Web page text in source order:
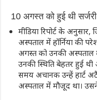
10 अगस्त को हुई थी सर्जरी
मीडिया रिपोर्ट के
अस्पताल में हॉर्निया की
अगस्त को उनकी अस्पताल में
उनकी स्थिति बेहतर हुई
समय अचानक उन्हें हार्ट
अस्पताल में मौजूद था।